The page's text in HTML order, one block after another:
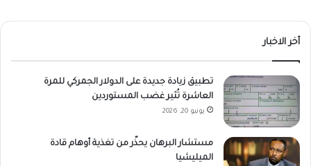
أخر الاخبار
تطبيق زيادة جديدة على الدولار الجمركي للمرة
العاشرة تُثير غضب المستوردين
يونيو 20, 2026
مستشار البرهان يحذّر من تغذية أوهام قادة
الميليشيا